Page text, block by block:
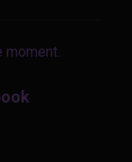
moment.